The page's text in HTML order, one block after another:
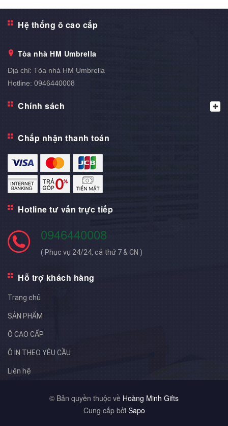
Hệ thống ô cao cấp
Tòa nhà HM Umbrella
Địa chỉ: Tòa nhà HM Umbrella
Hotline: 0946440008
Chính sách
Chấp nhận thanh toán
Hotline tư vấn trực tiếp
0946440008
( Phục vụ 24/24, cả thứ 7 & CN )
Hỗ trợ khách hàng
Trang chủ
SẢN PHẨM
Ô CAO CẤP
Ô IN THEO YÊU CẦU
Liên hệ
© Bản quyền thuộc về Hoàng Minh Gifts
Cung cấp bởi Sapo